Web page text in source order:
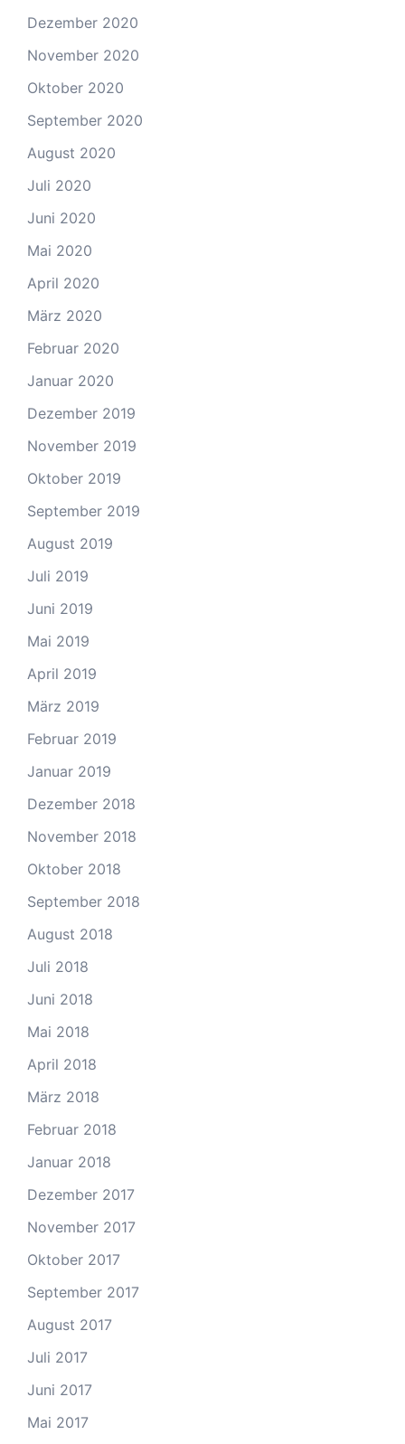
Dezember 2020
November 2020
Oktober 2020
September 2020
August 2020
Juli 2020
Juni 2020
Mai 2020
April 2020
März 2020
Februar 2020
Januar 2020
Dezember 2019
November 2019
Oktober 2019
September 2019
August 2019
Juli 2019
Juni 2019
Mai 2019
April 2019
März 2019
Februar 2019
Januar 2019
Dezember 2018
November 2018
Oktober 2018
September 2018
August 2018
Juli 2018
Juni 2018
Mai 2018
April 2018
März 2018
Februar 2018
Januar 2018
Dezember 2017
November 2017
Oktober 2017
September 2017
August 2017
Juli 2017
Juni 2017
Mai 2017